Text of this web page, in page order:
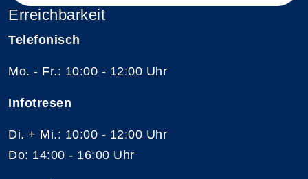
Erreichbarkeit
Telefonisch
Mo. - Fr.: 10:00 - 12:00 Uhr
Infotresen
Di. + Mi.: 10:00 - 12:00 Uhr
Do: 14:00 - 16:00 Uhr